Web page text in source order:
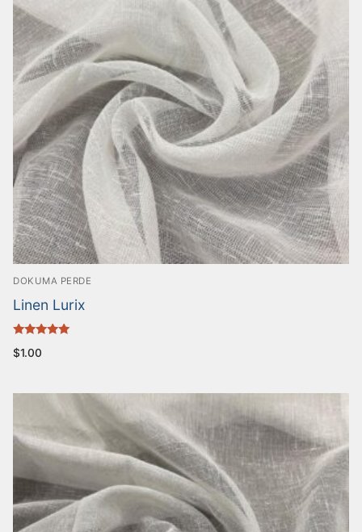
DOKUMA PERDE
Linen Lurix
5 üzerinden
5.00
$1.00